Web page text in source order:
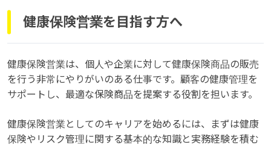
健康保険営業を目指す方へ
健康保険営業は、個人や企業に対して健康保険商品の販売
を行う非常にやりがいのある仕事です。顧客の健康管理を
サポートし、最適な保険商品を提案する役割を担います。
健康保険営業としてのキャリアを始めるには、まずは健康
保険やリスク管理に関する基本的な知識と実務経験を積む